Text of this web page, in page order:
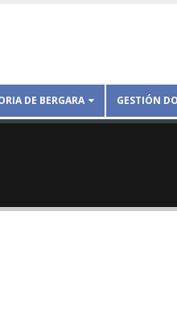
DE BERGARA GESTIÓN